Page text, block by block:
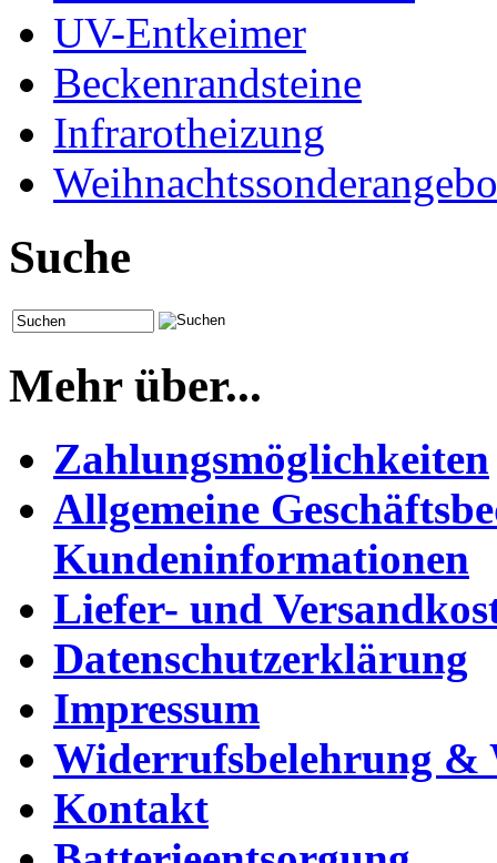
UV-Entkeimer
Beckenrandsteine
Infrarotheizung
Suche
Mehr über...
Zahlungsmöglichkeiten
Allgemeine
Kundeninformationen
Liefer- und
Datenschutzerklärung
Impressum
Widerrufsbelehrung
Kontakt